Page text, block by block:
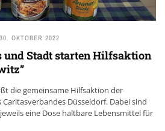
30. OKTOBER 2022
und Stadt starten Hilfsaktion
die gemeinsame Hilfsaktion der
Düsseldorf. Dabei sind
eine Dose haltbare Lebensmittel für